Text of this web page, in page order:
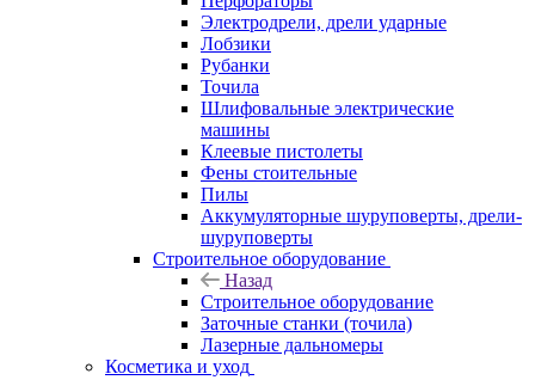
Электродрели, дрели ударные
Лобзики
Рубанки
Точила
Шлифовальные электрические
машины
Клеевые пистолеты
Фены стоительные
Пилы
Аккумуляторные шуруповерты, дрели-
шуруповерты
Строительное оборудование
Назад
Строительное оборудование
Заточные станки (точила)
Лазерные дальномеры
Косметика и уход